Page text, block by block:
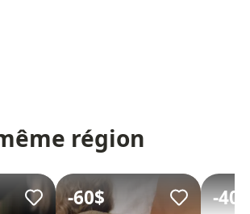
région
-60$ -40$